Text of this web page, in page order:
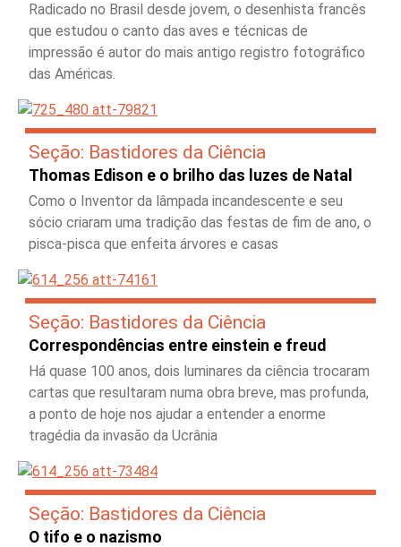
Radicado no Brasil desde jovem, o desenhista francês
que estudou o canto das aves e técnicas de
impressão é autor do mais antigo registro fotográfico
das Américas.
Seção: Bastidores da Ciência
Thomas Edison e o brilho das luzes de Natal
Como o Inventor da lâmpada incandescente e seu
sócio criaram uma tradição das festas de fim de ano, o
pisca-pisca que enfeita árvores e casas
Seção: Bastidores da Ciência
Correspondências entre einstein e freud
Há quase 100 anos, dois luminares da ciência trocaram
cartas que resultaram numa obra breve, mas profunda,
a ponto de hoje nos ajudar a entender a enorme
tragédia da invasão da Ucrânia
Seção: Bastidores da Ciência
O tifo e o nazismo